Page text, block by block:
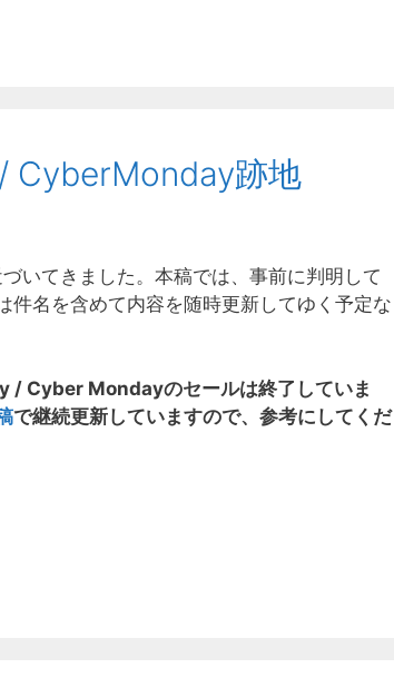
CyberMonday跡地
てきました。本稿では、事前に判明して
件名を含めて内容を随時更新してゆく予定な
Cyber Mondayのセールは終了していま
で継続更新していますので、参考にしてくだ